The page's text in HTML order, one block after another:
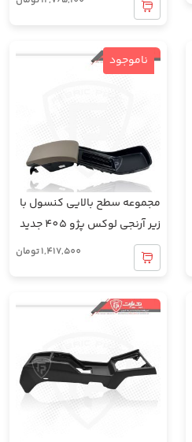
ناموجود
مجموعه سطح بالایی کنسول با
زیر آرنجی لوکس پژو 405 جدید
1,417,500تومان